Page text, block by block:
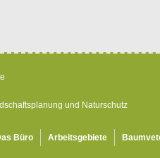
und Naturschutz
Büro Arbeitsgebiete